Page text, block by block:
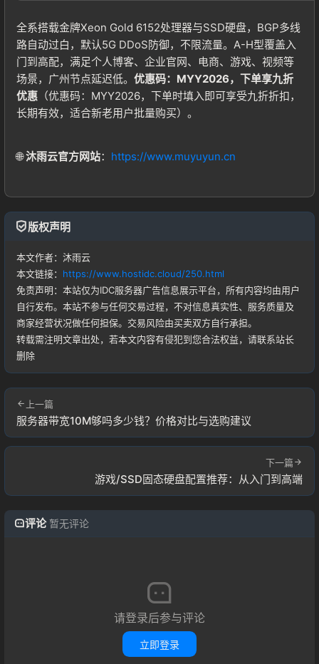
全系搭载金牌Xeon Gold 6152处理器与SSD硬盘，BGP多线
路自动过白，默认5G DDoS防御，不限流量。A-H型覆盖入
门到高配，满足个人博客、企业官网、电商、游戏、视频等
场景，广州节点延迟低。 优惠码：MYY2026，下单享九折
优惠（优惠码：MYY2026，下单时填入即可享受九折折扣，
长期有效，适合新老用户批量购买）。
🌐沐雨云官方网站： https://www.muyuyun.cn
版权声明
本文作者：沐雨云
本文链接： https://www.hostidc.cloud/250.html
免责声明：本站仅为IDC服务器广告信息展示平台，所有内容均由用户
自行发布。本站不参与任何交易过程，不对信息真实性、服务质量及
商家经营状况做任何担保。交易风险由买卖双方自行承担。
转载需注明文章出处，若本文内容有侵犯到您合法权益，请联系站长
删除
上一篇
服务器带宽10M够吗多少钱？价格对比与选购建议
下一篇
游戏/SSD固态硬盘配置推荐：从入门到高端
评论 暂无评论
请登录后参与评论
立即登录